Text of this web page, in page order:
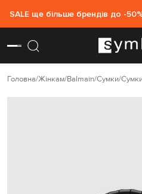
SALE ще більше брендів до -
Головна Жінкам Balmain Сумки